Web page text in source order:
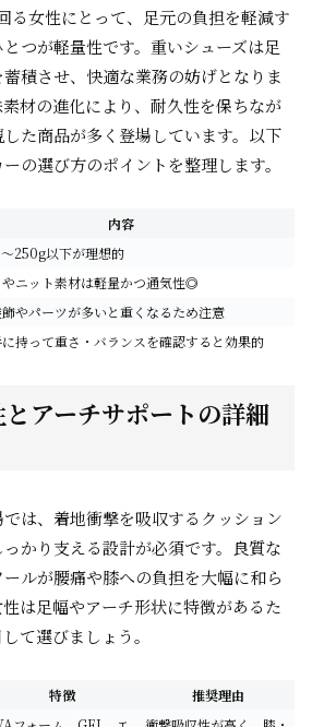
る女性にとって、足元の負担を軽減す
つが軽量性です。重いシューズは足
積させ、快適な業務の妨げとなりま
材の進化により、耐久性を保ちなが
た商品が多く登場しています。以下
の選び方のポイントを整理します。
内容
250g以下が理想的
やニット素材は軽量かつ通気性◎
やパーツが多いと重くなるため注意
持って重さ・バランスを確認すると効果的
アーチサポートの詳細
は、着地衝撃を吸収するクッション
かり支える設計が必須です。良質な
ルが腰痛や膝への負担を大幅に和ら
は足幅やアーチ形状に特徴があるた
て選びましょう。
特徴 推奨理由